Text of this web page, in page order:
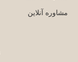
مشاوره آنلاین